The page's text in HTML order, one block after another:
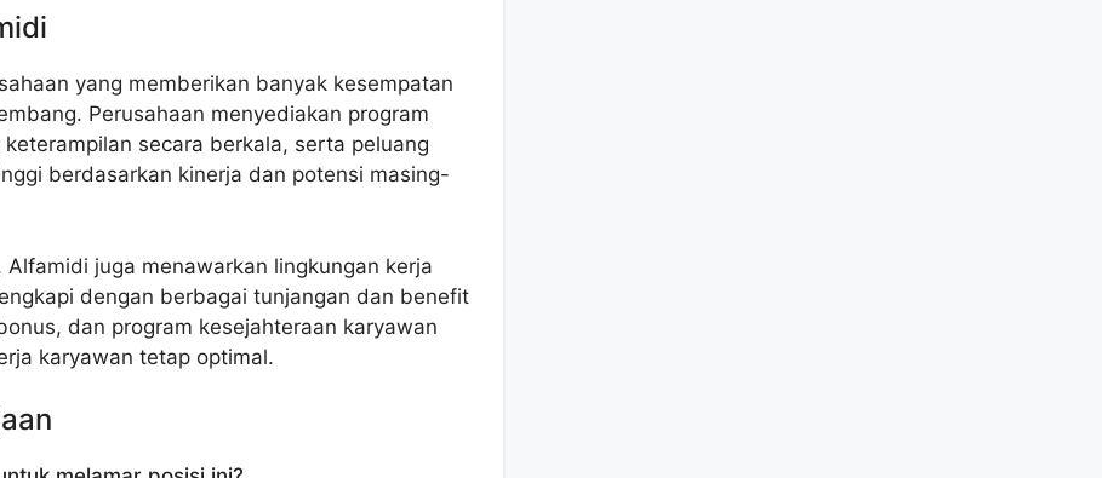
yang memberikan banyak kesempatan
Perusahaan menyediakan program
secara berkala, serta peluang
berdasarkan kinerja dan potensi masing-
juga menawarkan lingkungan kerja
dengan berbagai tunjangan dan benefit
dan program kesejahteraan karyawan
karyawan tetap optimal.